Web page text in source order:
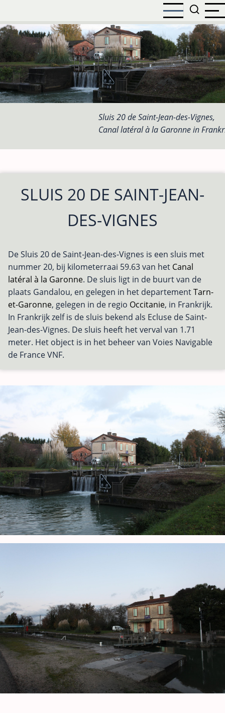
naar
de
inhoud
gaan
Sluis 20 de Saint-Jean-des-Vignes,
Canal latéral à la Garonne in
SLUIS 20 DE SAINT-JEAN-
DES-VIGNES
De Sluis 20 de Saint-Jean-des-Vignes is een sluis met
nummer 20, bij kilometerraai 59.63 van het Canal
latéral à la Garonne. De sluis ligt in de buurt van de
plaats Gandalou, en gelegen in het departementTarn-
et-Garonne, gelegen in de regio Occitanie, in Frankrijk.
In Frankrijk zelf is de sluis bekend als Ecluse de Saint-
Jean-des-Vignes. De sluis heeft het verval van 1.71
meter. Het object is in het beheer van Voies Navigable
de France VNF.